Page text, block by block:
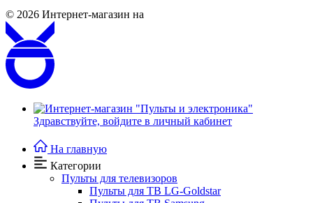
© 2026 Интернет-магазин на
Здравствуйте, войдите в личный кабинет
На главную
Категории
Пульты для телевизоров
Пульты для ТВ LG-Goldstar